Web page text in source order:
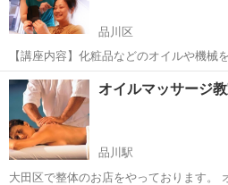
品川区
【講座内容】化粧品などのオイルや機械
ます。その為、お客様はメイクを落とさ
ムを使ってもOK)お客様への圧の加減を
可能です。「筋肉運動」で顔のコリを...
東京 品川区 エステ
オイルマッサージ
品川駅
大田区で整体のお店をやっております。 オイルマッサージの資格を取